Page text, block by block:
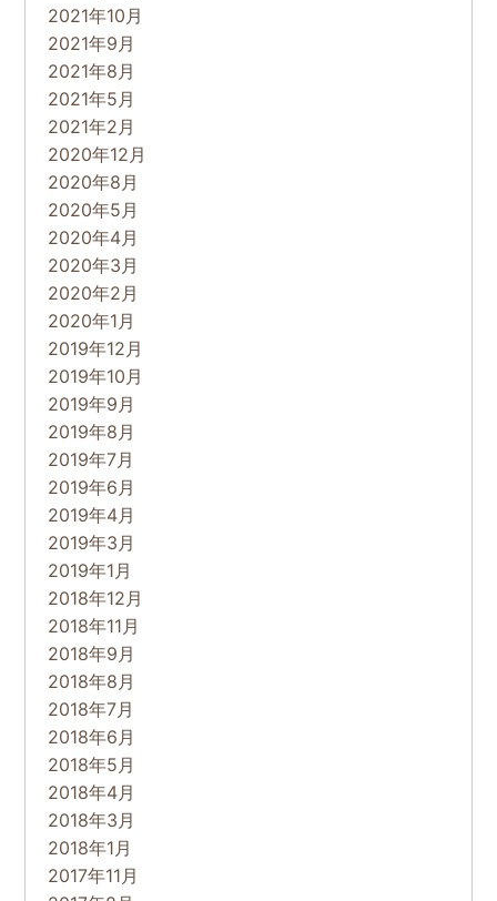
2021年10月
2021年9月
2021年8月
2021年5月
2021年2月
2020年12月
2020年8月
2020年5月
2020年4月
2020年3月
2020年2月
2020年1月
2019年12月
2019年10月
2019年9月
2019年8月
2019年7月
2019年6月
2019年4月
2019年3月
2019年1月
2018年12月
2018年11月
2018年9月
2018年8月
2018年7月
2018年6月
2018年5月
2018年4月
2018年3月
2018年1月
2017年11月